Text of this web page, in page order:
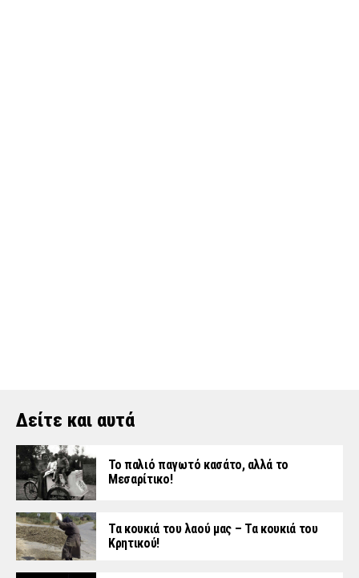
Δείτε και αυτά
Το παλιό παγωτό κασάτο, αλλά το
Μεσαρίτικο!
Τα κουκιά του λαού μας – Τα κουκιά του
Κρητικού!